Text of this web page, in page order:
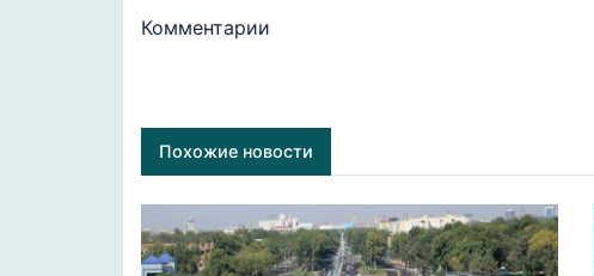
Комментарии
Похожие новости